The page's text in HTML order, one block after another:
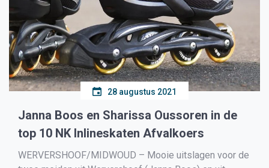
28 augustus 2021
Janna Boos en Sharissa Oussoren in de
top 10 NK Inlineskaten Afvalkoers
WERVERSHOOF/MIDWOUD – Mooie uitslagen voor de